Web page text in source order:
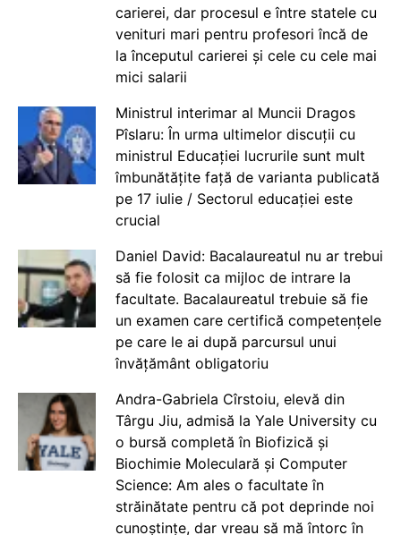
carierei, dar procesul e între statele cu
venituri mari pentru profesori încă de
la începutul carierei și cele cu cele mai
mici salarii
Ministrul interimar al Muncii Dragos
Pîslaru: În urma ultimelor discuții cu
ministrul Educației lucrurile sunt mult
îmbunătățite față de varianta publicată
pe 17 iulie / Sectorul educației este
crucial
Daniel David: Bacalaureatul nu ar trebui
să fie folosit ca mijloc de intrare la
facultate. Bacalaureatul trebuie să fie
un examen care certifică competențele
pe care le ai după parcursul unui
învățământ obligatoriu
Andra-Gabriela Cîrstoiu, elevă din
Târgu Jiu, admisă la Yale University cu
o bursă completă în Biofizică și
Biochimie Moleculară și Computer
Science: Am ales o facultate în
străinătate pentru că pot deprinde noi
cunoștințe, dar vreau să mă întorc în